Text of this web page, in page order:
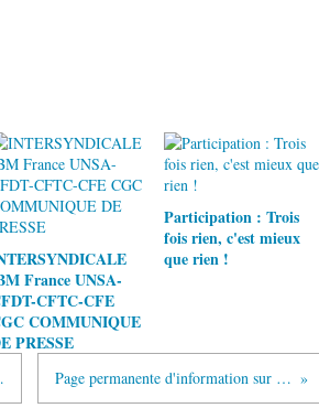
France UNSA-
CFTC-CFE
COMMUNIQUE
PRESSE
Participation : Trois
fois rien, c'est mieux
que rien !
25 mars. Page permanente d'information sur le PSE 2016